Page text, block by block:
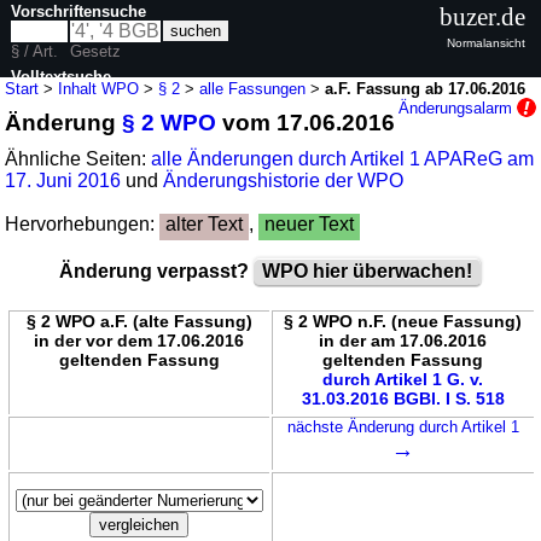
Start > Inhalt WPO > § 2 >alle Fassungen >a.F. Fassung ab 17.06.2016
Änderungsalarm
Änderung§ 2 WPO vom 17.06.2016
Ähnliche Seiten:alle Änderungen durch Artikel 1 APAReG am
17. Juni 2016 undÄnderungshistorie der WPO
Hervorhebungen: alter Text , neuer Text
Änderung verpasst? WPO hier überwachen!
§ 2 WPO a.F. (alte Fassung)
in der vor dem 17.06.2016
geltenden Fassung
§ 2 WPO n.F. (neue Fassung)
in der am 17.06.2016
geltenden Fassung
durch Artikel 1 G. v.
31.03.2016 BGBl. I S. 518
nächste Änderung durch Artikel 1
→
Vorschriftensuche
§ / Art.
Gesetz
Volltextsuche
nur in WPO
buzer.de
Normalansicht